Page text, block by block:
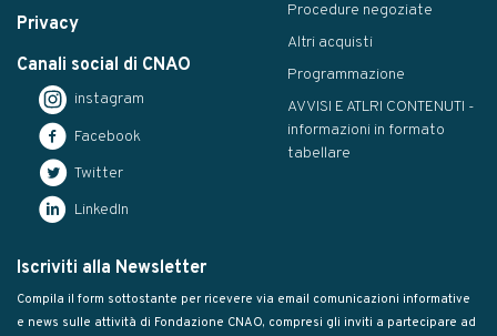
Privacy
Canali social di CNAO
instagram
Facebook
Twitter
LinkedIn
Procedure negoziate
Altri acquisti
Programmazione
AVVISI E ATLRI CONTENUTI -
informazioni in formato
tabellare
Iscriviti alla Newsletter
Compila il form sottostante per ricevere via email comunicazioni informative
e news sulle attività di Fondazione CNAO, compresi gli inviti a partecipare ad